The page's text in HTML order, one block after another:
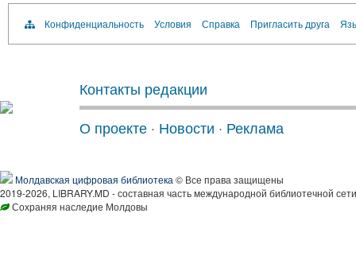
Конфиденциальность Условия Справка Пригласить друга
Контакты редакции
О проекте · Новости · Реклама
Молдавская цифровая библиотека © Все права защищены
2019-2026, LIBRARY.MD - составная часть международной библиотечной
Сохраняя наследие Молдовы